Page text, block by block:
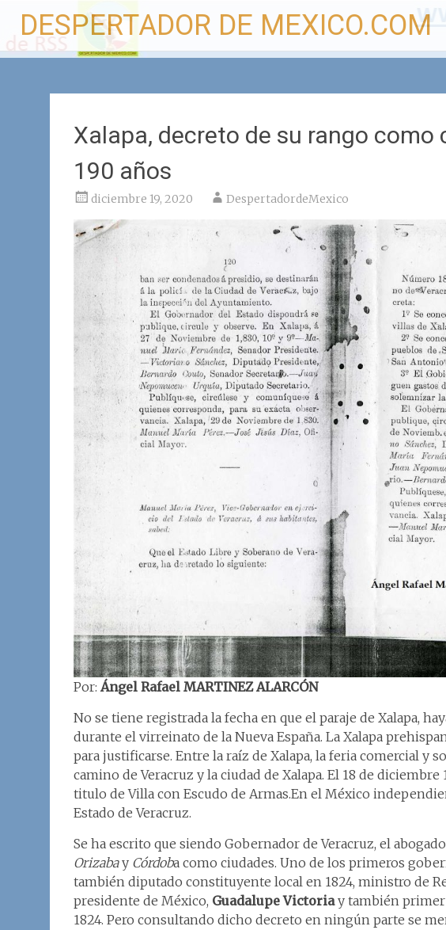
contenido
DESPERTADOR DE MEXICO.COM
Xalapa, decreto de su rango como
190 años
diciembre 19, 2020 DespertadordeMexico
Por: Ángel Rafael MARTINEZ ALARCÓN
No se tiene registrada la fecha en que el paraje de Xalapa,
durante el virreinato de la Nueva España. La Xalapa
para justificarse. Entre la raíz de Xalapa, la feria comercial y
camino de Veracruz y la ciudad de Xalapa. El 18 de diciembre
titulo de Villa con Escudo de Armas.En el México
Estado de Veracruz.
Se ha escrito que siendo Gobernador de Veracruz, el abogado
Orizabay Córdoba como ciudades. Uno de los primeros
también diputado constituyente local en 1824, ministro de
presidente de México, Guadalupe Victoriay también primer
1824. Pero consultando dicho decreto en ningún parte se